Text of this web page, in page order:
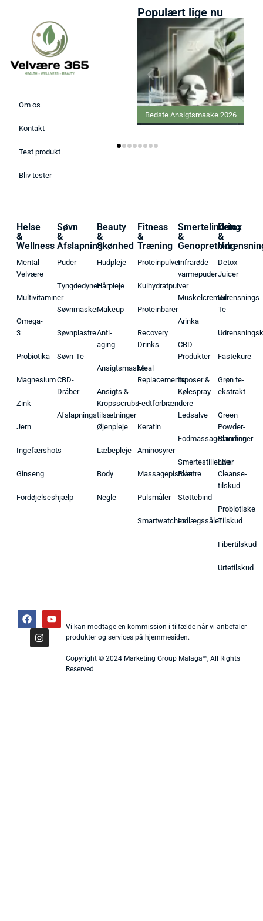
Om os
Kontakt
Test produkt
Bliv tester
Populært lige nu
Bedste Ansigtsmaske 2026
Helse
&
Wellness
Mental
Velvære
Multivitaminer
Omega-
3
Probiotika
Magnesium
Zink
Jern
Ingefærshots
Ginseng
Fordøjelseshjælp
Søvn
&
Afslapning
Puder
Tyngdedyner
Søvnmasker
Søvnplastre
Søvn-Te
CBD-
Dråber
Afslapningstilsætninger
Beauty
&
Skønhed
Hudpleje
Hårpleje
Makeup
Anti-
aging
Ansigtsmasker
Ansigts &
Kropsscrubs
Øjenpleje
Læbepleje
Body
Negle
Fitness
&
Træning
Proteinpulver
Kulhydratpulver
Proteinbarer
Recovery
Drinks
Meal
Replacements
Fedtforbrændere
Keratin
Aminosyrer
Massagepistoler
Pulsmåler
Smartwatches
Smertelindring
&
Genopretning
Infrarøde
varmepuder
Muskelcremer
Arinka
CBD
Produkter
Isposer &
Kølespray
Ledsalve
Fodmassagecremer
Smertestillende
Plastre
Støttebind
Indlægssåler
Detox
&
Detox-
Juicer
Udrensnings-
Te
Fastekure
Grøn te-
ekstrakt
Green
Powder-
Blandinger
Liver
Cleanse-
tilskud
Probiotiske
Tilskud
Fibertilskud
Urtetilskud
Vi kan modtage en kommission i tilfælde når vi anbefaler
produkter og services på hjemmesiden.
Copyright © 2024 Marketing Group Malaga™, All Rights
Reserved